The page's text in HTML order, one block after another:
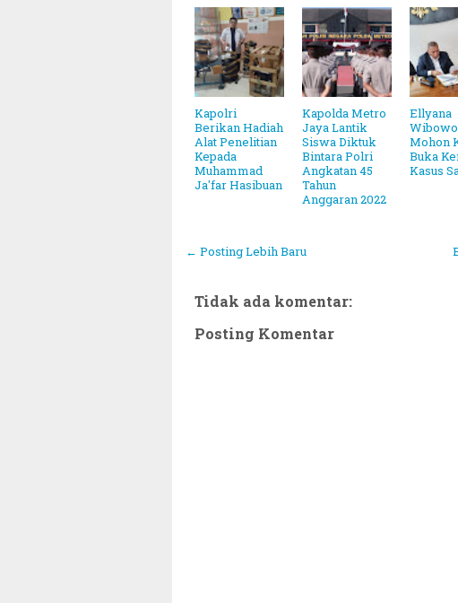
Kapolri
Berikan Hadiah
Alat Penelitian
Kepada
Muhammad
Ja'far Hasibuan
Kapolda Metro
Jaya Lantik
Siswa Diktuk
Bintara Polri
Angkatan 45
Tahun
Anggaran 2022
Ellyana
Mohon
Buka
Kasus
← Posting Lebih Baru
Tidak ada komentar:
Posting Komentar